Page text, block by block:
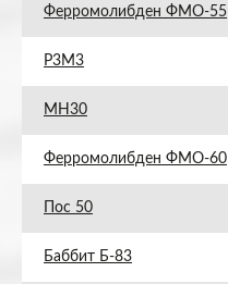
Ферромолибден ФМО-55
Р3М3
МН30
Ферромолибден ФМО-60
Пос 50
Баббит Б-83